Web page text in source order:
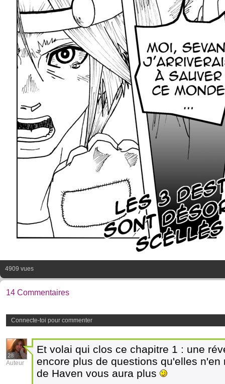
4909 vues
14 Commentaires
Connecte-toi pour commenter
28
Auteur
Et volai qui clos ce chapitre 1 : une
encore plus de questions qu'elles
de Haven vous aura plus